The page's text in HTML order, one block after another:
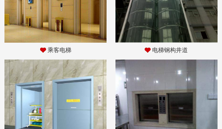
乘客电梯 电梯钢构井道